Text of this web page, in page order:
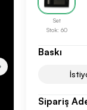
Set
Stok: 60
Baskı
Sipariş